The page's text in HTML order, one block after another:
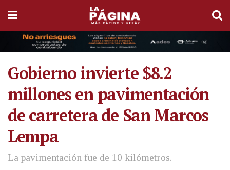
Gobierno invierte $8.2
millones en pavimentación
de carretera de San Marcos
Lempa
La pavimentación fue de 10 kilómetros.